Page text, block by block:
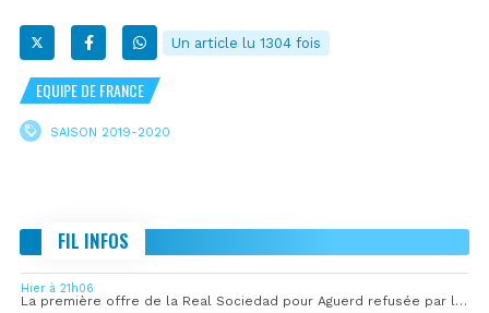
Un article lu 1304 fois
EQUIPE DE FRANCE
SAISON 2019-2020
FIL INFOS
Hier à 21h06
La première offre de la Real Sociedad pour Aguerd refusée par l’OM